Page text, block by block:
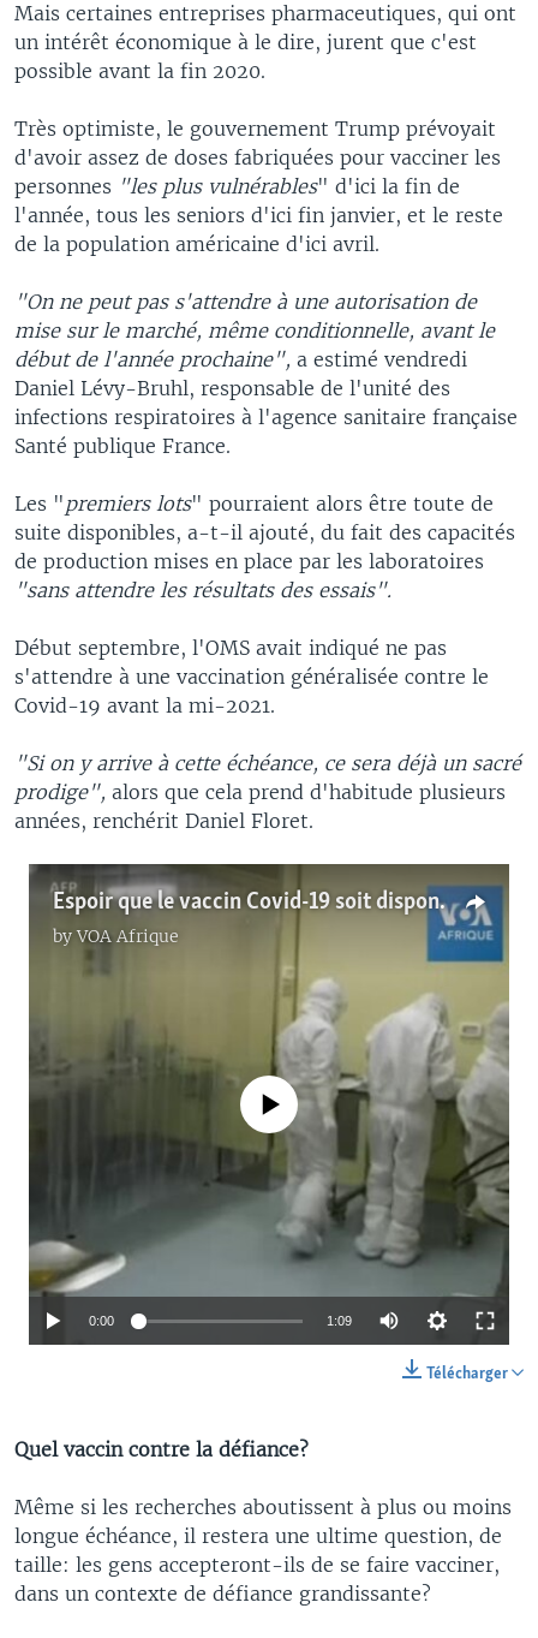
Mais certaines entreprises pharmaceutiques, qui ont
un intérêt économique à le dire, jurent que c'est
possible avant la fin 2020.
Très optimiste, le gouvernement Trump prévoyait
d'avoir assez de doses fabriquées pour vacciner les
personnes "les plus vulnérables" d'ici la fin de
l'année, tous les seniors d'ici fin janvier, et le reste
de la population américaine d'ici avril.
"On ne peut pas s'attendre à une autorisation de
mise sur le marché, même conditionnelle, avant le
début de l'année prochaine", a estimé vendredi
Daniel Lévy-Bruhl, responsable de l'unité des
infections respiratoires à l'agence sanitaire française
Santé publique France.
Les "premiers lots" pourraient alors être toute de
suite disponibles, a-t-il ajouté, du fait des capacités
de production mises en place par les laboratoires
"sans attendre les résultats des essais".
Début septembre, l'OMS avait indiqué ne pas
s'attendre à une vaccination généralisée contre le
Covid-19 avant la mi-2021.
"Si on y arrive à cette échéance, ce sera déjà un sacré
prodige", alors que cela prend d'habitude plusieurs
années, renchérit Daniel Floret.
Espoir que le vaccin Covid-19 soit disponible d'ici la fin de 2020
byVOA Afrique
No media source currently available
0:00 1:09
Télécharger
Quel vaccin contre la défiance?
Même si les recherches aboutissent à plus ou moins
longue échéance, il restera une ultime question, de
taille: les gens accepteront-ils de se faire vacciner,
dans un contexte de défiance grandissante?